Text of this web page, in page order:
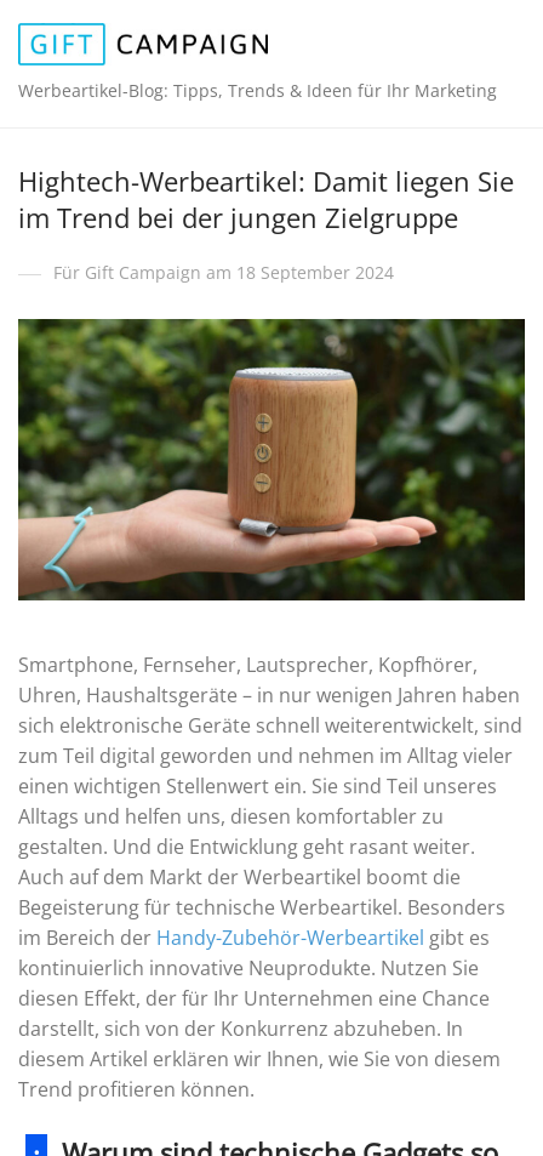
Werbeartikel-Blog: Tipps, Trends & Ideen für Ihr Marketing
Hightech-Werbeartikel: Damit liegen Sie
im Trend bei der jungen Zielgruppe
Für Gift Campaign am 18 September 2024
Smartphone, Fernseher, Lautsprecher, Kopfhörer,
Uhren, Haushaltsgeräte – in nur wenigen Jahren haben
sich elektronische Geräte schnell weiterentwickelt, sind
zum Teil digital geworden und nehmen im Alltag vieler
einen wichtigen Stellenwert ein. Sie sind Teil unseres
Alltags und helfen uns, diesen komfortabler zu
gestalten. Und die Entwicklung geht rasant weiter.
Auch auf dem Markt der Werbeartikel boomt die
Begeisterung für technische Werbeartikel. Besonders
im Bereich der Handy-Zubehör-Werbeartikel gibt es
kontinuierlich innovative Neuprodukte. Nutzen Sie
diesen Effekt, der für Ihr Unternehmen eine Chance
darstellt, sich von der Konkurrenz abzuheben. In
diesem Artikel erklären wir Ihnen, wie Sie von diesem
Trend profitieren können.